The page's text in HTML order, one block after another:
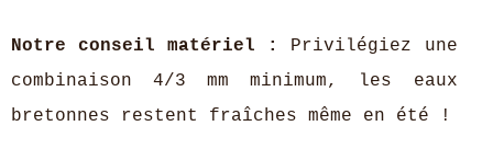
Notre conseil matériel :
Privilégiez une
combinaison 4/3 mm minimum, les eaux
bretonnes restent fraîches même en été !